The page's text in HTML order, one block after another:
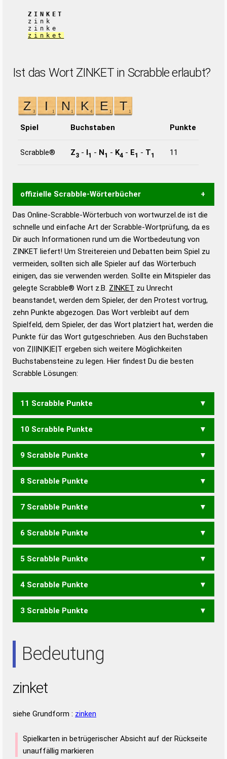
ZINKET
zink
zinke
zinket
Ist das Wort ZINKET in Scrabble erlaubt?
Spiel Buchstaben Punkte
Scrabble® Z3 - I1 - N1 - K4 - E1 - T1 11
offizielle Scrabble-Wörterbücher
Wortwurzel liefert mit Hilfe eines semantischen
Wortanalyse-Algorithmus gute Anhaltspunkte zu
Wortbedeutung, Worttrennung und Wortform, um die
Gültigkeit eines Wortes für das Scrabble-Spiel zu
bestimmen!
zugelassene Turnier Scrabble-
Wörterbücher sind:
Duden – Standardwerk in 12 Bänden
Duden – Richtiges und gutes
Deutsch
Duden – Die deutsche Grammatik
Duden – Deutsches
Das Online-Scrabble-Wörterbuch von wortwurzel.de ist die
schnelle und einfache Art der Scrabble-Wortprüfung, da es
Dir auch Informationen rund um die Wortbedeutung von
ZINKET liefert! Um Streitereien und Debatten beim Spiel zu
vermeiden, sollten sich alle Spieler auf das Wörterbuch
einigen, das sie verwenden werden. Sollte ein Mitspieler das
gelegte Scrabble® Wort z.B. ZINKET zu Unrecht
beanstandet, werden dem Spieler, der den Protest vortrug,
zehn Punkte abgezogen. Das Wort verbleibt auf dem
Spielfeld, dem Spieler, der das Wort platziert hat, werden die
Punkte für das Wort gutgeschrieben. Aus den Buchstaben
von Z|I|N|K|E|T ergeben sich weitere Möglichkeiten
Buchstabensteine zu legen. Hier findest Du die besten
Scrabble Lösungen:
11 Scrabble Punkte
KITZEN ZINKTE
10 Scrabble Punkte
KITZE ZINKT
9 Scrabble Punkte
KIEZ KITZ
8 Scrabble Punkte
IKTEN KITEN KNIET
7 Scrabble Punkte
KEIN KIEN KITE KNET
6 Scrabble Punkte
KEN KIN KIT KNI NETZ
5 Scrabble Punkte
ZEN
4 Scrabble Punkte
EINT NIET TEIN
3 Scrabble Punkte
Bedeutung
zinket
siehe Grundform : zinken
Spielkarten in betrügerischer Absicht auf der Rückseite
unauffällig markieren